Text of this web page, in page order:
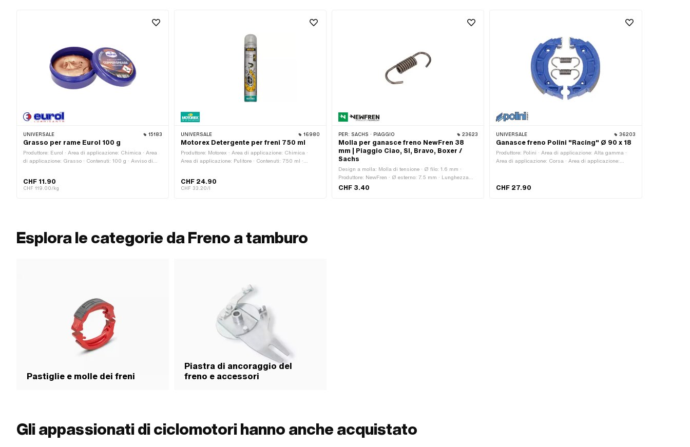
UNIVERSALE 15183
Grasso per rame Eurol 100 g
Produttore: Eurol · Area di applicazione: Chimica · Area
di applicazione: Grasso · Contenuti: 100 g · Avviso di
(con effetti a lungo termine) · Parola segnale: Pericolo ·
CHF 11.90
CHF 119.00/kg
UNIVERSALE 16980
Motorex Detergente per freni 750 ml
Produttore: Motorex · Area di applicazione: Chimica ·
Area di applicazione: Pulitore · Contenuti: 750 ml ·
scoppiare se riscaldato · Avviso di pericolo: Provoca
segnale: Pericolo · Pittogramma di pericolo: GHS02 -
Facilmente infiammabile · Pittogramma di pericolo:
CHF 24.90
CHF 33.20/l
PER: SACHS · PIAGGIO 23623
Molla per ganasce freno NewFren 38
mm | Piaggio Ciao, SI, Bravo, Boxer /
Sachs
Design a molla: Molla di tensione · Ø filo: 1.6 mm ·
Produttore: NewFren · Ø esterno: 7.5 mm · Lunghezza
totale: 38 mm
CHF 3.40
UNIVERSALE 36203
Ganasce freno Polini "Racing" Ø 90 x 18
Produttore: Polini · Area di applicazione: Alta gamma ·
Area di applicazione: Corsa · Area di applicazione:
Larghezza: 18 mm
CHF 27.90
Esplora le categorie da Freno a tamburo
Pastiglie e molle dei freni
Piastra di ancoraggio del
freno e accessori
Gli appassionati di ciclomotori hanno anche acquistato